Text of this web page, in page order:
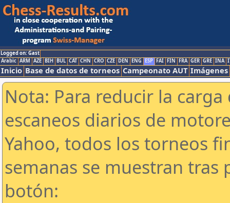
Logged on: Gast
Arabic ARM AZE BIH BUL CAT CHN CRO CZE DEN ENG ESP FAI FIN FRA GER GRE INA
Inicio Base de datos de torneos Campeonato AUT Imágenes
Nota: Para reducir la
escaneos diarios de
Yahoo, todos los torneos
semanas se muestran tras
botón: